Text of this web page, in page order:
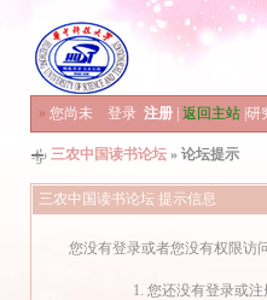
» 您尚未 登录 注册 返回主站 研
三农中国读书论坛 » 论坛提示
三农中国读书论坛 提示信息
您没有登录或者您没有权限访
您还没有登录或